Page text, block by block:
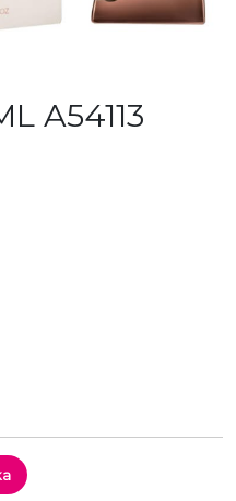
A54113